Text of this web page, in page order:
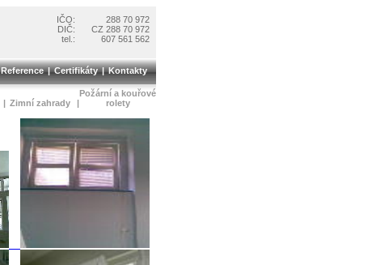
288 70 972
CZ 288 70 972
607 561 562
IČO:
DIČ:
tel.:
Reference|Certifikáty|Kontakty
| Zimní zahrady |
Požární a kouřové
rolety